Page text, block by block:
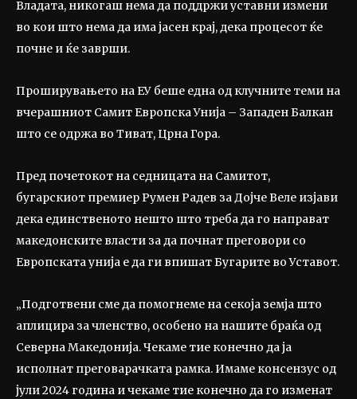
Владата, никогаш нема да поддржи уставни измени
во кои што нема да има јасен крај, дека процесот ќе
почне и ќе заврши.
Проширувањето на ЕУ беше една од клучните теми на
вчерашниот Самит Европска Унија – Западен Балкан
што се одржа во Тиват, Црна Гора.
Пред почетокот на седницата на Самитот,
бугарскиот премиер Румен Радев за Дојче Веле изјави
дека единственото нешто што треба да го направат
македонските власти за да почнат преговори со
Европската унија е да ги впишат Бугарите во Уставот.
„Подготвени сме да помогнеме на секоја земја што
аплицира за членство, особено на нашите браќа од
Северна Македонија. Чекаме тие конечно да ја
исполнат преговарачката рамка. Имаме консензус од
јули 2024 година и чекаме тие конечно да го изменат